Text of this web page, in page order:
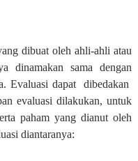
dibuat oleh ahli-ahli atau
dinamakan sama dengan
Evaluasi dapat dibedakan
evaluasi dilakukan, untuk
paham yang dianut oleh
diantaranya: